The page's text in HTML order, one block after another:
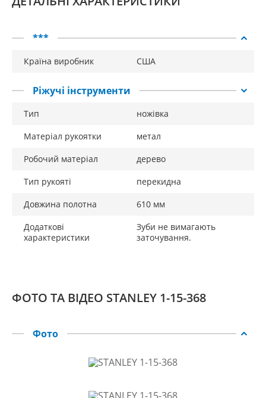
***
Країна виробник США
Ріжучі інструменти
Тип
ножівка
Матеріал рукоятки
метал
Робочий матеріал
дерево
Тип рукояті
перекидна
Довжина полотна
610 мм
Додаткові
характеристики
Зуби не вимагають
заточування.
ФОТО ТА ВІДЕО STANLEY 1-15-368
Фото